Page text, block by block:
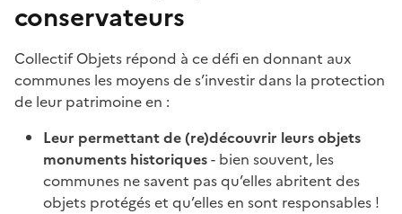
conservateurs
Collectif Objets répond à ce défi en donnant aux
communes les moyens de s’investir dans la protection
de leur patrimoine en :
Leur permettant de (re)découvrir leurs objets
monuments historiques- bien souvent, les
communes ne savent pas qu’elles abritent des
objets protégés et qu’elles en sont responsables !